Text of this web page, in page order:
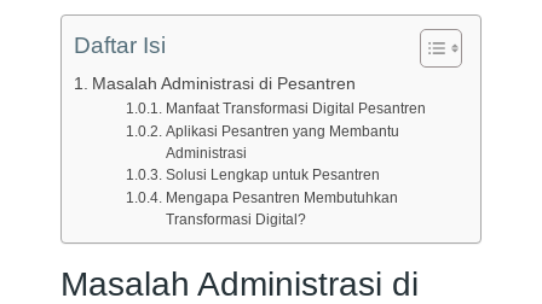
Daftar Isi
Masalah Administrasi di Pesantren
Manfaat Transformasi Digital Pesantren
Aplikasi Pesantren yang Membantu
Administrasi
Solusi Lengkap untuk Pesantren
Mengapa Pesantren Membutuhkan
Transformasi Digital?
Masalah Administrasi di